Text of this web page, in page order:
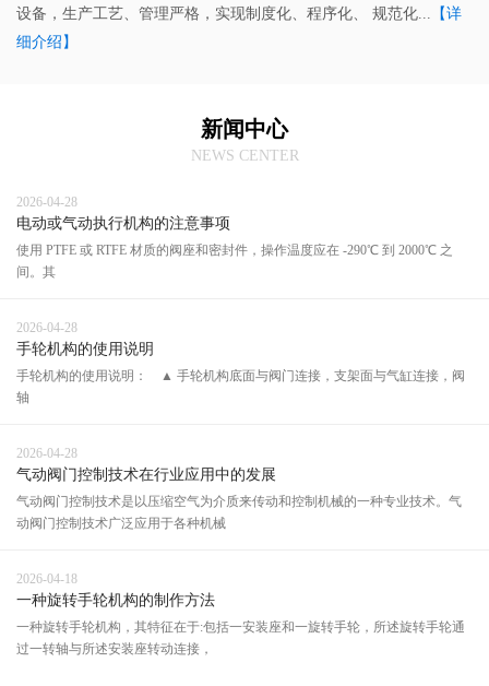
设备，生产工艺、管理严格，实现制度化、程序化、 规范化...
【详
细介绍】
新闻中心
NEWS CENTER
2026-04-28
电动或气动执行机构的注意事项
使用 PTFE 或 RTFE 材质的阀座和密封件，操作温度应在 -290℃ 到 2000℃ 之
间。其
2026-04-28
手轮机构的使用说明
手轮机构的使用说明： ▲ 手轮机构底面与阀门连接，支架面与气缸连接，阀
轴
2026-04-28
气动阀门控制技术在行业应用中的发展
气动阀门控制技术是以压缩空气为介质来传动和控制机械的一种专业技术。气
动阀门控制技术广泛应用于各种机械
2026-04-18
一种旋转手轮机构的制作方法
一种旋转手轮机构，其特征在于:包括一安装座和一旋转手轮，所述旋转手轮通
过一转轴与所述安装座转动连接，